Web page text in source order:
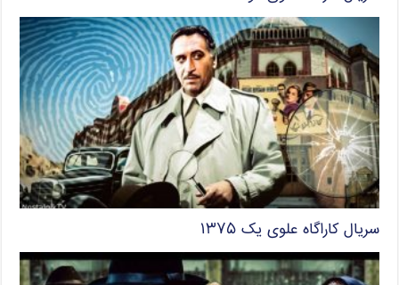
سریال کاراگاه علوی یک ۱۳۷۵